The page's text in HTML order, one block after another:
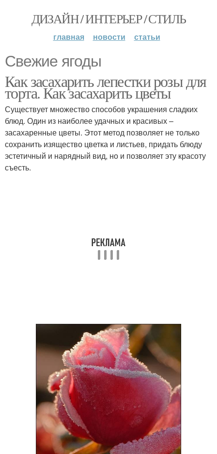
ДИЗАЙН / ИНТЕРЬЕР / СТИЛЬ
главная новости статьи
Свежие ягоды
Как засахарить лепестки розы для
торта. Как засахарить цветы
Существует множество способов украшения сладких
блюд. Один из наиболее удачных и красивых –
засахаренные цветы. Этот метод позволяет не только
сохранить изящество цветка и листьев, придать блюду
эстетичный и нарядный вид, но и позволяет эту красоту
съесть.